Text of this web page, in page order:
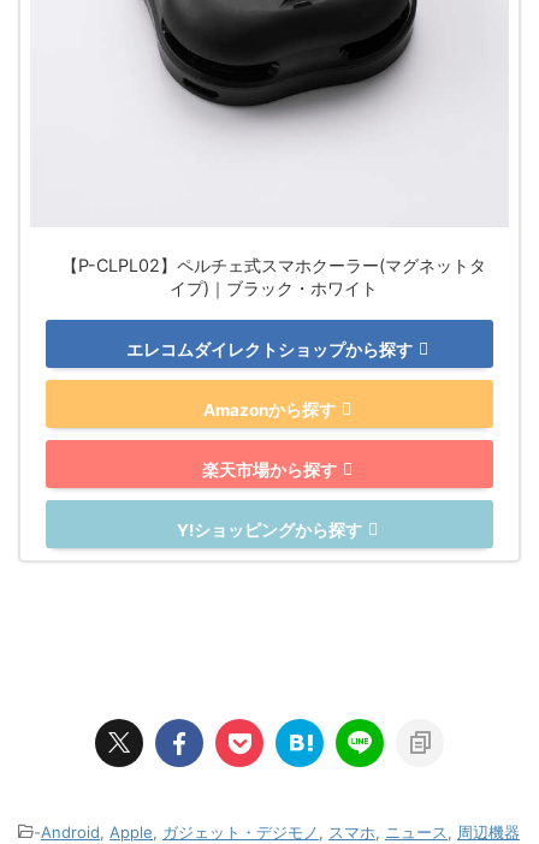
【P-CLPL02】ペルチェ式スマホクーラー(マグネットタ
イプ)｜ブラック・ホワイト
エレコムダイレクトショップから探す
Amazonから探す
楽天市場から探す
Y!ショッピングから探す
-Android, Apple, ガジェット・デジモノ, スマホ, ニュース, 周辺機器